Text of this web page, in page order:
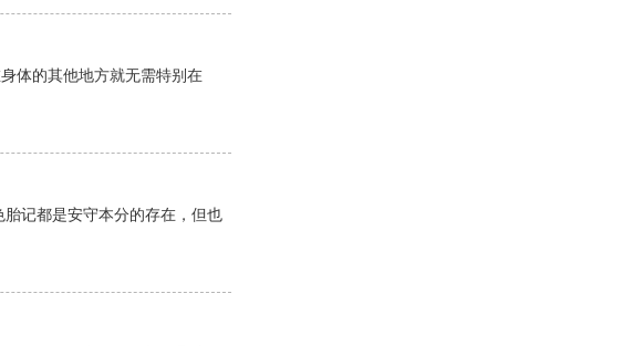
体的其他地方就无需特别在
记都是安守本分的存在，但也